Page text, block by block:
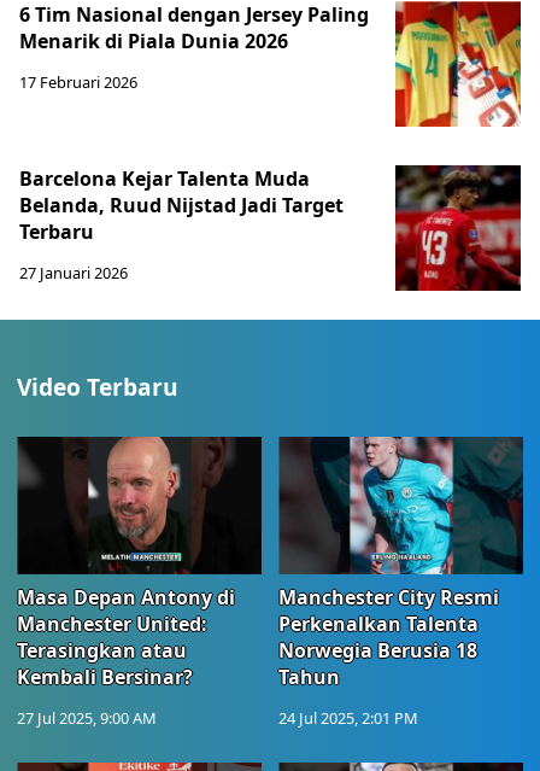
6 Tim Nasional dengan Jersey Paling
Menarik di Piala Dunia 2026
17 Februari 2026
Barcelona Kejar Talenta Muda
Belanda, Ruud Nijstad Jadi Target
Terbaru
27 Januari 2026
Video Terbaru
Masa Depan Antony di
Manchester United:
Terasingkan atau
Kembali Bersinar?
27 Jul 2025, 9:00 AM
Manchester City Resmi
Perkenalkan Talenta
Norwegia Berusia 18
Tahun
24 Jul 2025, 2:01 PM